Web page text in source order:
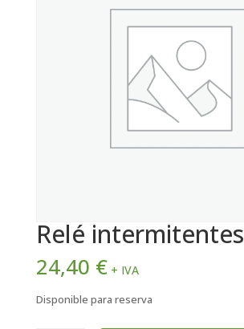
Relé intermitentes
24,40 € + IVA
Disponible para reserva